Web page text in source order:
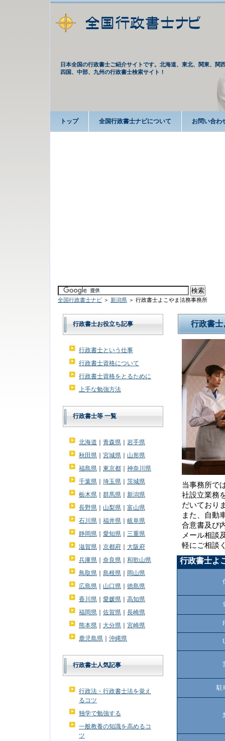
日本全国の行政書士ご紹介サイトです。北海道、東北、関東、関
四国、中部、九州の行政書士検索サイト！
トップ 全国行政書士ナビについて お問い合わ
全国行政書士ナビ ＞ 新潟県 ＞ 行政書士よこやま法務事務所
行政書
当事務所で
社設立業務
だいており
また、自動
合意書及び
メール相談
軽にご相談
行政書士よ
駐
行政書士お役立ち記事
行政書士という仕事
行政書士資格について
行政書士資格をとるために
上手な勉強方法
行政書士等 一覧
北海道 青森県
岩手県
秋田県
宮城県
山形県
福島県
東京都
神奈川県
千葉県
埼玉県
茨城県
栃木県
群馬県
新潟県
長野県
山梨県
富山県
石川県
福井県
岐阜県
静岡県
愛知県
三重県
滋賀県
京都府
大阪府
兵庫県
奈良県
和歌山県
鳥取県
島根県
岡山県
広島県
山口県
徳島県
香川県
愛媛県
高知県
福岡県
佐賀県
長崎県
熊本県
大分県
宮崎県
鹿児島県
沖縄県
行政書士人気記事
行政法・行政書士法を覚え
るコツ
独学で勉強する
一般教養の知識を高めるコ
ツ